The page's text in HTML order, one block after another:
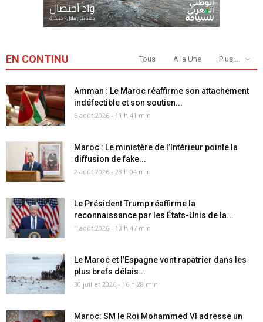
EN CONTINU Tous A la Une Plus...
Amman : Le Maroc réaffirme son attachement
indéfectible et son soutien...
6 août 2026 - 11 h 41 min
Maroc : Le ministère de l’Intérieur pointe la
diffusion de fake...
2 août 2026 - 23 h 04 min
Le Président Trump réaffirme la
reconnaissance par les États-Unis de la...
1 août 2026 - 13 h 47 min
Le Maroc et l’Espagne vont rapatrier dans les
plus brefs délais...
30 juillet 2026 - 16 h 28 min
Maroc: SM le Roi Mohammed VI adresse un